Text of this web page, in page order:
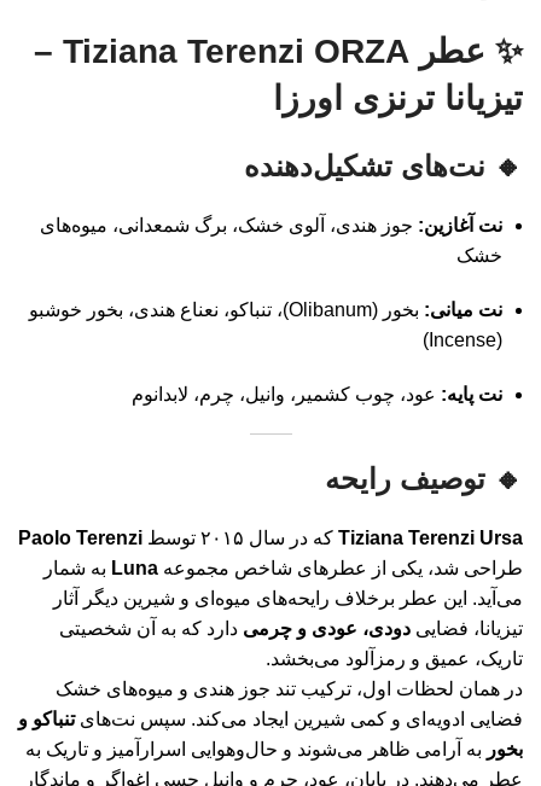
✨ عطر Tiziana Terenzi ORZA –
تیزیانا ترنزی اورزا
🔸 نت‌های تشکیل‌دهنده
نت آغازین: جوز هندی، آلوی خشک، برگ شمعدانی، میوه‌های
خشک
نت میانی:
بخور (Olibanum)، تنباکو، نعناع هندی، بخور خوشبو
(Incense)
نت پایه: عود، چوب کشمیر، وانیل، چرم، لابدانوم
🔸 توصیف رایحه
Tiziana Terenzi Ursa که در سال ۲۰۱۵ توسط
Paolo Terenzi
طراحی شد، یکی از عطرهای شاخص مجموعه Luna به شمار
می‌آید. این عطر برخلاف رایحه‌های میوه‌ای و شیرین دیگر آثار
تیزیانا، فضایی دودی، عودی و چرمی دارد که به آن شخصیتی
تاریک، عمیق و رمزآلود می‌بخشد.
در همان لحظات اول، ترکیب تند جوز هندی و میوه‌های خشک
فضایی ادویه‌ای و کمی شیرین ایجاد می‌کند. سپس نت‌هایتنباکو و
بخور به آرامی ظاهر می‌شوند و حال‌وهوایی اسرارآمیز و تاریک به
عطر می‌دهند. در پایان، عود، چرم و وانیل حسی اغواگر و ماندگار